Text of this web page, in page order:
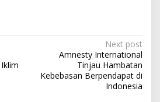
Next post
Amnesty International
Tinjau Hambatan
Kebebasan Berpendapat di
Indonesia